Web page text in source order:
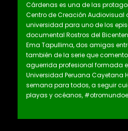
Cárdenas es una de las
Centro de Creación
universidad para uno de los
documental Rostros del
Ema Tapullima, dos amigas
también de la serie que
aguerrida profesional formada
Universidad Peruana Cayetana
semana para todos, a seguir
playas y océanos,